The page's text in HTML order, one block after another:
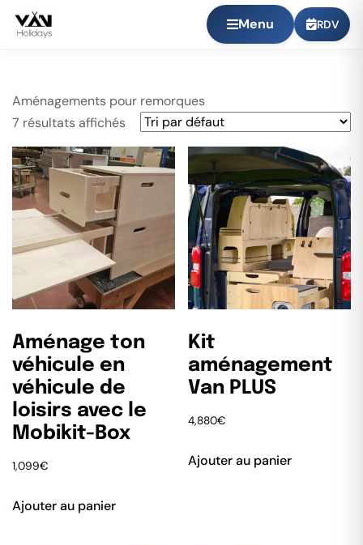
Menu RDV
Aménagements pour remorques
7 résultats affichés
Aménage ton
véhicule en
véhicule de
loisirs avec le
Mobikit-Box
1,099€
Ajouter au panier
Kit
aménagement
Van PLUS
4,880€
Ajouter au panier